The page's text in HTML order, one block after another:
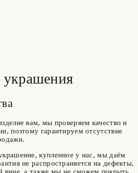
украшения
вам, мы проверяем качество и
поэтому гарантируем отсутствие
купленное у нас, мы даём
не распространяется на дефекты,